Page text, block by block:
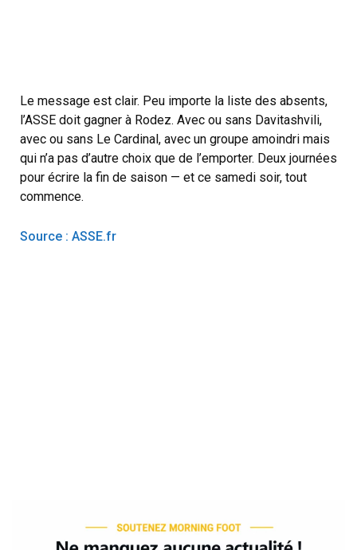
Le message est clair. Peu importe la liste des absents,
l’ASSE doit gagner à Rodez. Avec ou sans Davitashvili,
avec ou sans Le Cardinal, avec un groupe amoindri mais
qui n’a pas d’autre choix que de l’emporter. Deux journées
pour écrire la fin de saison — et ce samedi soir, tout
commence.
Source : ASSE.fr